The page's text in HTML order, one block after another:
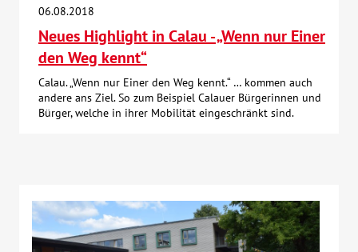
06.08.2018
Neues Highlight in Calau - „Wenn nur Einer
den Weg kennt“
Calau. „Wenn nur Einer den Weg kennt.“ … kommen auch
andere ans Ziel. So zum Beispiel Calauer Bürgerinnen und
Bürger, welche in ihrer Mobilität eingeschränkt sind.